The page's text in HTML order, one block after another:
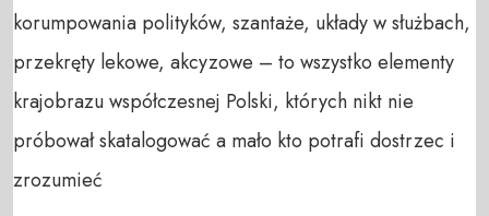
korumpowania polityków, szantaże, układy w służbach,
przekręty lekowe, akcyzowe – to wszystko elementy
krajobrazu współczesnej Polski, których nikt nie
próbował skatalogować a mało kto potrafi dostrzec i
zrozumieć